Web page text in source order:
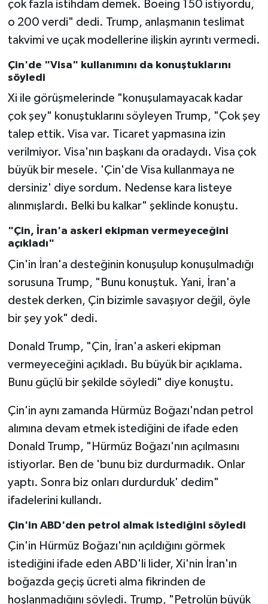
çok fazla istihdam demek. Boeing 150 istiyordu,
o 200 verdi" dedi. Trump, anlaşmanın teslimat
takvimi ve uçak modellerine ilişkin ayrıntı vermedi.
Çin'de "Visa" kullanımını da konuştuklarını
söyledi
Xi ile görüşmelerinde "konuşulamayacak kadar
çok şey" konuştuklarını söyleyen Trump, "Çok şey
talep ettik. Visa var. Ticaret yapmasına izin
verilmiyor. Visa'nın başkanı da oradaydı. Visa çok
büyük bir mesele. 'Çin'de Visa kullanmaya ne
dersiniz' diye sordum. Nedense kara listeye
alınmışlardı. Belki bu kalkar" şeklinde konuştu.
"Çin, İran'a askeri ekipman vermeyeceğini
açıkladı"
Çin'in İran'a desteğinin konuşulup konuşulmadığı
sorusuna Trump, "Bunu konuştuk. Yani, İran'a
destek derken, Çin bizimle savaşıyor değil, öyle
bir şey yok" dedi.
Donald Trump, "Çin, İran'a askeri ekipman
vermeyeceğini açıkladı. Bu büyük bir açıklama.
Bunu güçlü bir şekilde söyledi" diye konuştu.
Çin'in aynı zamanda Hürmüz Boğazı'ndan petrol
alımına devam etmek istediğini de ifade eden
Donald Trump, "Hürmüz Boğazı'nın açılmasını
istiyorlar. Ben de 'bunu biz durdurmadık. Onlar
yaptı. Sonra biz onları durdurduk' dedim"
ifadelerini kullandı.
Çin'in ABD'den petrol almak istediğini söyledi
Çin'in Hürmüz Boğazı'nın açıldığını görmek
istediğini ifade eden ABD'li lider, Xi'nin İran'ın
boğazda geçiş ücreti alma fikrinden de
hoşlanmadığını söyledi. Trump, "Petrolün büyük